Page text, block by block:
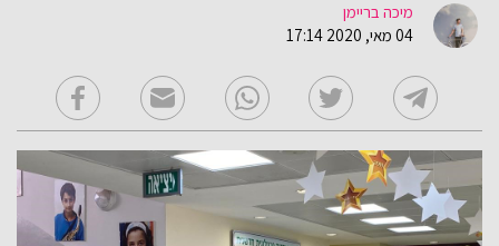
מיכה בריימן
04 מאי, 2020 17:14